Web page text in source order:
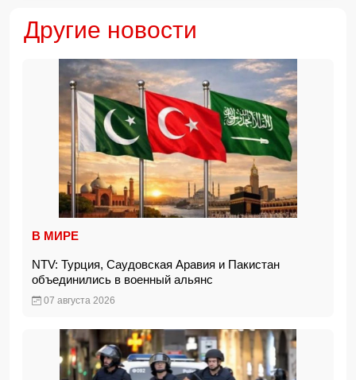
Другие новости
В МИРЕ
NTV: Турция, Саудовская Аравия и Пакистан
объединились в военный альянс
07 августа 2026